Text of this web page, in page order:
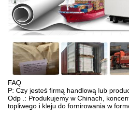
FAQ
P: Czy jesteś firmą handlową lub
Odp .: Produkujemy w Chinach,
topliwego i kleju do fornirowania w